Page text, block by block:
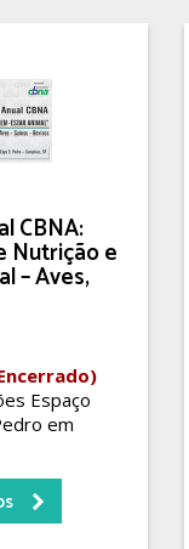
CBNA:
Nutrição e
– Aves,
Espaço
em